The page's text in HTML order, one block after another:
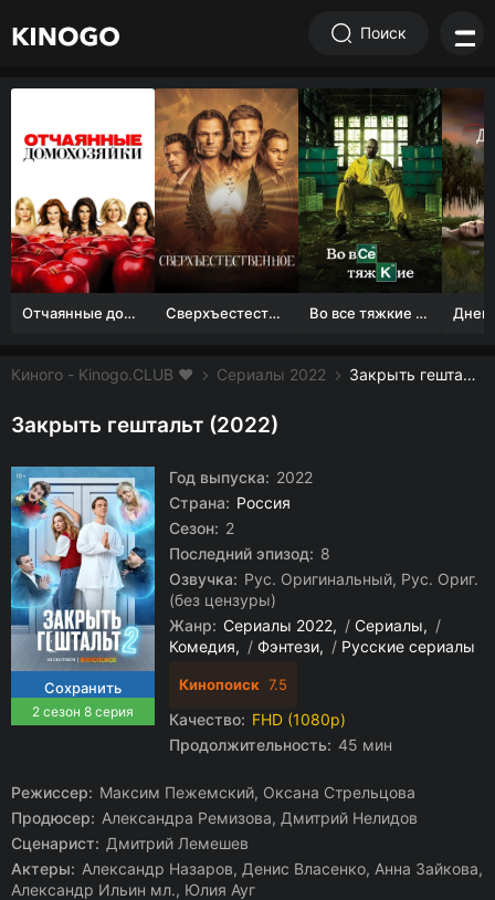
Поиск
Отчаянные домохозяйки (1 сезон) Сверхъестественное Во все тяжкие 1-5 сезон
Киного - Kinogo.CLUB ❤️ Сериалы 2022 Закрыть гештальт смотреть онлайн бесплатно
Закрыть гештальт (2022)
2 сезон 8 серия
Год выпуска: 2022
Страна: Россия
Сезон: 2
Последний эпизод: 8
Озвучка: Рус. Оригинальный, Рус. Ориг.
(без цензуры)
Жанр: Сериалы 2022 / Сериалы
/
Комедия
/ Фэнтези / Русские сериалы
Кинопоиск 7.5
Качество: FHD (1080p)
Продолжительность: 45 мин
Режиссер: Максим Пежемский, Оксана Стрельцова
Продюсер: Александра Ремизова, Дмитрий Нелидов
Сценарист: Дмитрий Лемешев
Актеры: Александр Назаров, Денис Власенко, Анна Зайкова,
Александр Ильин мл., Юлия Ауг